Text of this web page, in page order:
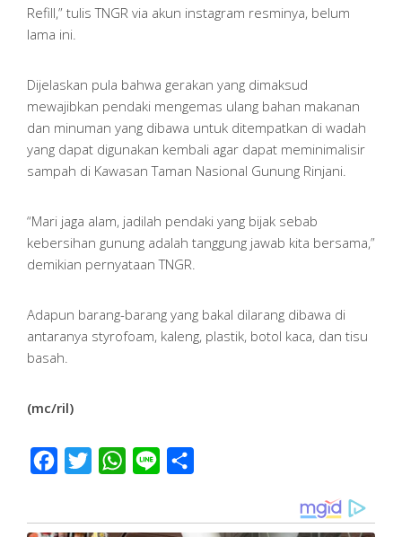
Refill,” tulis TNGR via akun instagram resminya, belum
lama ini.
Dijelaskan pula bahwa gerakan yang dimaksud
mewajibkan pendaki mengemas ulang bahan makanan
dan minuman yang dibawa untuk ditempatkan di wadah
yang dapat digunakan kembali agar dapat meminimalisir
sampah di Kawasan Taman Nasional Gunung Rinjani.
“Mari jaga alam, jadilah pendaki yang bijak sebab
kebersihan gunung adalah tanggung jawab kita bersama,”
demikian pernyataan TNGR.
Adapun barang-barang yang bakal dilarang dibawa di
antaranya styrofoam, kaleng, plastik, botol kaca, dan tisu
basah.
(mc/ril)
Facebook
Twitter WhatsApp
Line